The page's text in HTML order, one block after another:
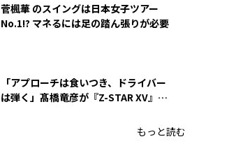
菅楓華 のスイングは日本女子ツアー
No.1!? マネるには足の踏ん張りが必要
「アプローチは食いつき、ドライバー
は弾く」髙橋竜彦が『Z-STAR XV』を
もっと読む